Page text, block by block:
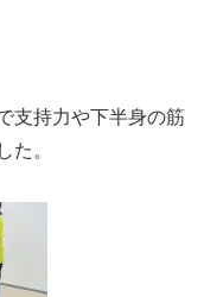
支持力や下半身の筋
た。